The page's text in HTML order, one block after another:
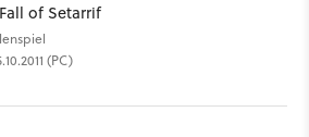
of Setarrif
(PC)